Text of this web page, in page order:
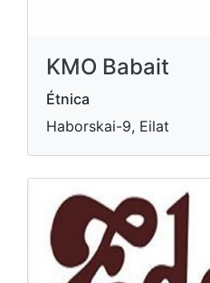
KMO Babait
Étnica
Haborskai-9, Eilat